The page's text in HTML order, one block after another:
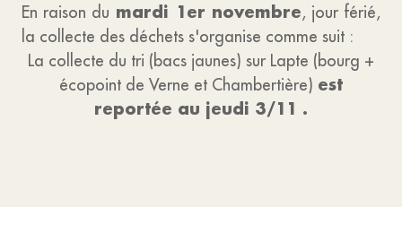
En raison du mardi 1er novembre, jour férié,
la collecte des déchets s'organise comme suit :
La collecte du tri (bacs jaunes) sur Lapte (bourg +
écopoint de Verne et Chambertière) est
reportée au jeudi 3/11 .